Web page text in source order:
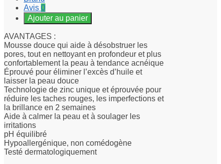
Avis 0
Ajouter au panier
AVANTAGES :
Mousse douce qui aide à désobstruer les
pores, tout en nettoyant en profondeur et plus
confortablement la peau à tendance acnéique
Éprouvé pour éliminer l’excès d’huile et
laisser la peau douce
Technologie de zinc unique et éprouvée pour
réduire les taches rouges, les imperfections et
la brillance en 2 semaines
Aide à calmer la peau et à soulager les
irritations
pH équilibré
Hypoallergénique, non comédogène
Testé dermatologiquement